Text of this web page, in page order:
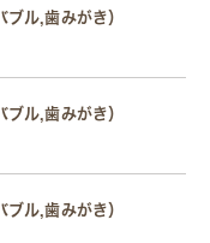
ル,歯みがき）
ル,歯みがき）
ル,歯みがき）